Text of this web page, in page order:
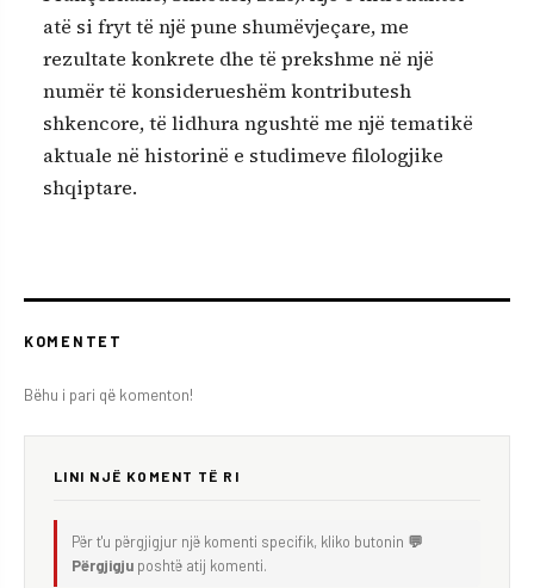
atë si fryt të një pune shumëvjeçare, me
rezultate konkrete dhe të prekshme në një
numër të konsiderueshëm kontributesh
shkencore, të lidhura ngushtë me një tematikë
aktuale në historinë e studimeve filologjike
shqiptare.
KOMENTET
Bëhu i pari që komenton!
LINI NJË KOMENT TË RI
Për t'u përgjigjur një komenti specifik, kliko butonin 💬
Përgjigju poshtë atij komenti.